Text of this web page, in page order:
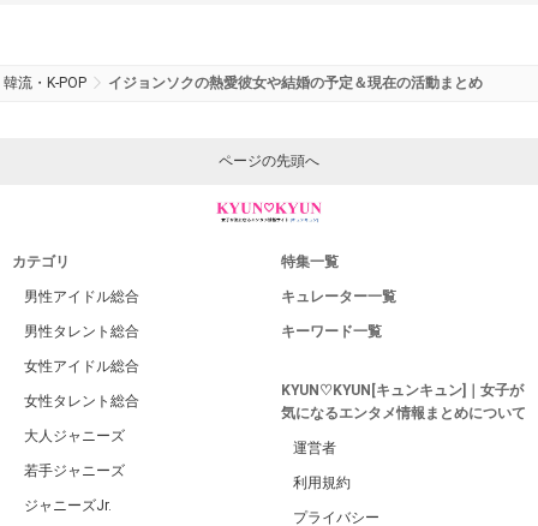
韓流・K-POP イジョンソクの熱愛彼女や結婚の予定＆現在の活動まとめ
ページの先頭へ
カテゴリ
男性アイドル総合
男性タレント総合
女性アイドル総合
女性タレント総合
大人ジャニーズ
若手ジャニーズ
ジャニーズJr.
特集一覧
キュレーター一覧
キーワード一覧
KYUN♡KYUN[キュンキュン]｜女子が
気になるエンタメ情報まとめについて
運営者
利用規約
プライバシー